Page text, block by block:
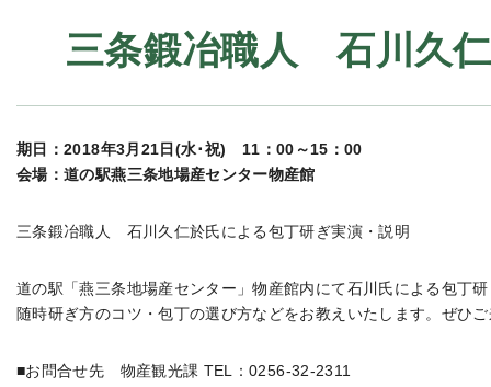
三条鍛冶職人 石川久
期日：2018年3月21日(水･祝) 11：00～15：00
会場：道の駅燕三条地場産センター物産館
三条鍛冶職人 石川久仁於氏による包丁研ぎ実演・説明
道の駅「燕三条地場産センター」物産館内にて石川氏による包丁
随時研ぎ方のコツ・包丁の選び方などをお教えいたします。ぜひ
■お問合せ先 物産観光課 TEL：0256-32-2311